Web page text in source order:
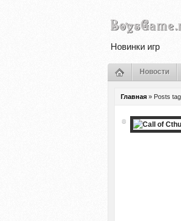
Новинки игр
Новости
Главная » Posts